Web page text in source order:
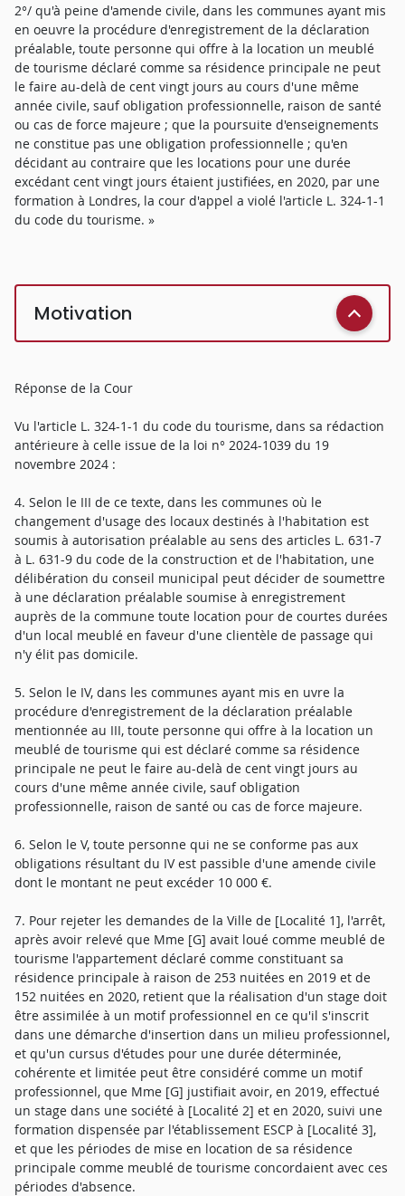
2°/ qu'à peine d'amende civile, dans les communes ayant mis
en oeuvre la procédure d'enregistrement de la déclaration
préalable, toute personne qui offre à la location un meublé
de tourisme déclaré comme sa résidence principale ne peut
le faire au-delà de cent vingt jours au cours d'une même
année civile, sauf obligation professionnelle, raison de santé
ou cas de force majeure ; que la poursuite d'enseignements
ne constitue pas une obligation professionnelle ; qu'en
décidant au contraire que les locations pour une durée
excédant cent vingt jours étaient justifiées, en 2020, par une
formation à Londres, la cour d'appel a violé l'article L. 324-1-1
du code du tourisme. »
Motivation
Réponse de la Cour
Vu l'article L. 324-1-1 du code du tourisme, dans sa rédaction
antérieure à celle issue de la loi n° 2024-1039 du 19
novembre 2024 :
4. Selon le III de ce texte, dans les communes où le
changement d'usage des locaux destinés à l'habitation est
soumis à autorisation préalable au sens des articles L. 631-7
à L. 631-9 du code de la construction et de l'habitation, une
délibération du conseil municipal peut décider de soumettre
à une déclaration préalable soumise à enregistrement
auprès de la commune toute location pour de courtes durées
d'un local meublé en faveur d'une clientèle de passage qui
n'y élit pas domicile.
5. Selon le IV, dans les communes ayant mis en uvre la
procédure d'enregistrement de la déclaration préalable
mentionnée au III, toute personne qui offre à la location un
meublé de tourisme qui est déclaré comme sa résidence
principale ne peut le faire au-delà de cent vingt jours au
cours d'une même année civile, sauf obligation
professionnelle, raison de santé ou cas de force majeure.
6. Selon le V, toute personne qui ne se conforme pas aux
obligations résultant du IV est passible d'une amende civile
dont le montant ne peut excéder 10 000 €.
7. Pour rejeter les demandes de la Ville de [Localité 1], l'arrêt,
après avoir relevé que Mme [G] avait loué comme meublé de
tourisme l'appartement déclaré comme constituant sa
résidence principale à raison de 253 nuitées en 2019 et de
152 nuitées en 2020, retient que la réalisation d'un stage doit
être assimilée à un motif professionnel en ce qu'il s'inscrit
dans une démarche d'insertion dans un milieu professionnel,
et qu'un cursus d'études pour une durée déterminée,
cohérente et limitée peut être considéré comme un motif
professionnel, que Mme [G] justifiait avoir, en 2019, effectué
un stage dans une société à [Localité 2] et en 2020, suivi une
formation dispensée par l'établissement ESCP à [Localité 3],
et que les périodes de mise en location de sa résidence
principale comme meublé de tourisme concordaient avec ces
périodes d'absence.